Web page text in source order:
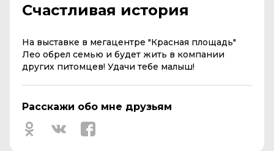
Счастливая история
На выставке в мегацентре "Красная площадь"
Лео обрел семью и будет жить в компании
других питомцев! Удачи тебе малыш!
Расскажи обо мне друзьям